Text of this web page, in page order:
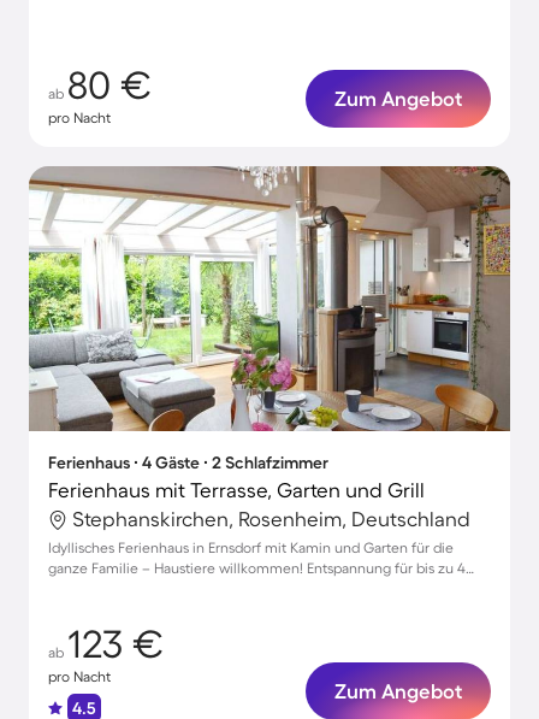
ab 80 €
pro Nacht
Zum Angebot
Ferienhaus ∙ 4 Gäste ∙ 2 Schlafzimmer
Ferienhaus mit Terrasse, Garten und Grill
Stephanskirchen, Rosenheim, Deutschland
Idyllisches Ferienhaus in Ernsdorf mit Kamin und Garten für die
ganze Familie – Haustiere willkommen! Entspannung für bis zu 4
ab 123 €
pro Nacht
4.5
Zum Angebot